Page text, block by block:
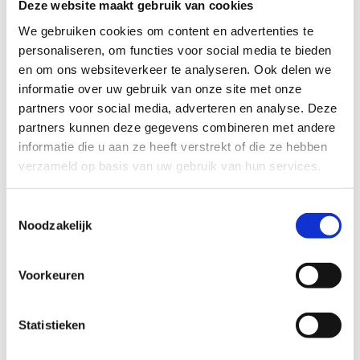
Deze website maakt gebruik van cookies
We gebruiken cookies om content en advertenties te
personaliseren, om functies voor social media te bieden
en om ons websiteverkeer te analyseren. Ook delen we
informatie over uw gebruik van onze site met onze
partners voor social media, adverteren en analyse. Deze
partners kunnen deze gegevens combineren met andere
informatie die u aan ze heeft verstrekt of die ze hebben
verzameld op basis van uw gebruik van hun services.
Noodzakelijk
Voorkeuren
Statistieken
het vertrek. Diederiks werd afgelopen weekend nog
tweede in de Challenge Gran Canaria en lijkt op Ibiza ook
favoriet voor een podiumplek. Ook Romy Spoelder,
samen met Willemijn Fuite uitkomend bij de beloften, is
een podiumgegadigde. Zij eindigde in 2022 als vierde
op het WK voor beloften in Targu Mures. Kyra Brouwer,
regerend Europees kampioene offroad duathlon en vorig
kampioenschap voor junioren.
Koen de Leeuw, weer in actie; dit keer in de offroad
vertegenwoordigen Nederland bij de beloften.